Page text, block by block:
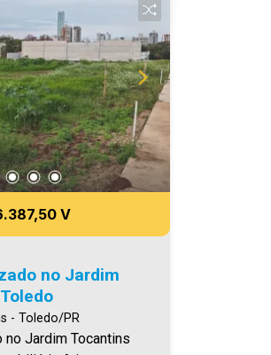
e imagens. Fotos
V
no Jardim
- Toledo/PR
no Jardim Tocantins